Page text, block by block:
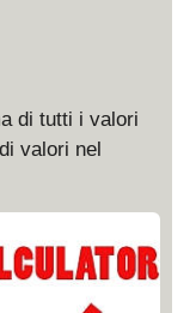
= \displaystyle
di tutti i valori
valori nel